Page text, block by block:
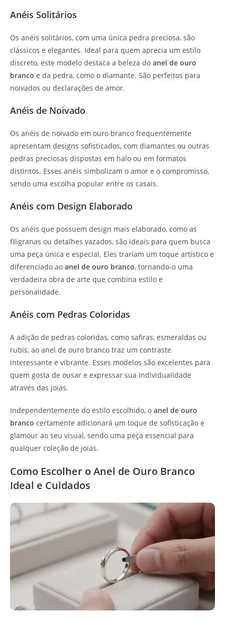
Anéis Solitários
Os anéis solitários, com uma única pedra preciosa, são
clássicos e elegantes. Ideal para quem aprecia um estilo
discreto, este modelo destaca a beleza do anel de ouro
branco e da pedra, como o diamante. São perfeitos para
noivados ou declarações de amor.
Anéis de Noivado
Os anéis de noivado em ouro branco frequentemente
apresentam designs sofisticados, com diamantes ou outras
pedras preciosas dispostas em halo ou em formatos
distintos. Esses anéis simbolizam o amor e o compromisso,
sendo uma escolha popular entre os casais.
Anéis com Design Elaborado
Os anéis que possuem design mais elaborado, como as
filigranas ou detalhes vazados, são ideais para quem busca
uma peça única e especial. Eles trariam um toque artístico e
diferenciado ao anel de ouro branco, tornando-o uma
verdadeira obra de arte que combina estilo e
personalidade.
Anéis com Pedras Coloridas
A adição de pedras coloridas, como safiras, esmeraldas ou
rubis, ao anel de ouro branco traz um contraste
interessante e vibrante. Esses modelos são excelentes para
quem gosta de ousar e expressar sua individualidade
através das joias.
Independentemente do estilo escolhido, o anel de ouro
branco certamente adicionará um toque de sofisticação e
glamour ao seu visual, sendo uma peça essencial para
qualquer coleção de joias.
Como Escolher o Anel de Ouro Branco
Ideal e Cuidados